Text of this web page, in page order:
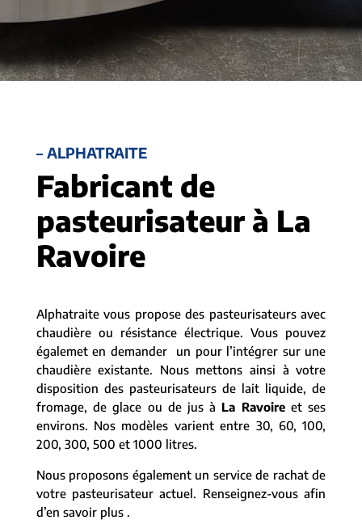
– ALPHATRAITE
Fabricant de
pasteurisateur à La
Ravoire
Alphatraite vous propose des pasteurisateurs avec
chaudière ou résistance électrique. Vous pouvez
égalemet en demander un pour l’intégrer sur une
chaudière existante. Nous mettons ainsi à votre
disposition des pasteurisateurs de lait liquide, de
fromage, de glace ou de jus à La Ravoireet ses
environs. Nos modèles varient entre 30, 60, 100,
200, 300, 500 et 1000 litres.
Nous proposons également un service de rachat de
votre pasteurisateur actuel. Renseignez-vous afin
d’en savoir plus .